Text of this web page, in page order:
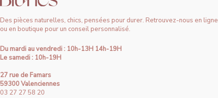
Des pièces naturelles, chics, pensées pour durer. Retrouvez-nous en ligne
ou en boutique pour un conseil personnalisé.
Du mardi au vendredi : 10h-13H 14h-19H
Le samedi : 10h-19H
27 rue de Famars
59300 Valenciennes
03 27 27 58 20